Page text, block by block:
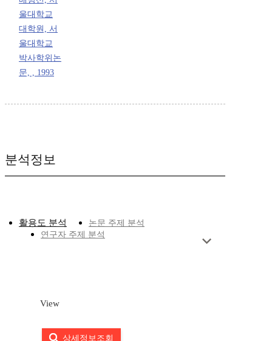
울대학교
대학원, 서
울대학교
박사학위논
문, , 1993
분석정보
활용도 분석
논문 주제 분석
연구자 주제 분석
View
상세정보조회